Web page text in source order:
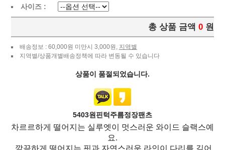
사이즈 :
총 상품 금액 0 원
배송정보 : 60,000원 미만시 3,000원, 지역별
지역별/상품개별배송정책에 따라 변동될 수 있습니다
상품이 품절되었습니다.
5403원핀턱주름정장팬츠
차르르하게 떨어지는 실루엣이 멋스러운 와이드 슬랙스예
요.
깔끔하게 떨어지는 핏과 자연스러운 라인이 다리를 길어